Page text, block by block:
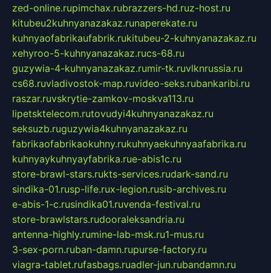
zed-online.rupimchax.rubrazzers-hd.ruz-host.ru
kitubeu2kuhnyanazakaz.runaperekate.ru
kuhnyaofabrikaufabrik.rukitubeu-2-kuhnyanazakaz.ru
xehyroo-5-kuhnyanazakaz.rucs-68.ru
guzywia-4-kuhnyanazakaz.rumir-tk.ruvlknrussia.ru
cs68.ruvladivostok-map.ruvideo-seks.rubankaribi.ru
raszar.ruvskrytie-zamkov-moskva113.ru
lipetsktelecom.rutovudyi4kuhnyanazakaz.ru
seksuzb.ruguzywia4kuhnyanazakaz.ru
fabrikaofabrikaokuhny.rukuhnyaekuhnyaafabrika.ru
kuhnyaykuhnyayfabrika.rue-abis1c.ru
store-brawl-stars.rukts-services.rudark-sand.ru
sindika-01.rusp-life.rux-legion.rusib-archives.ru
e-abis-1-c.rusindika01.ruvenda-festival.ru
store-brawlstars.rudooraleksandria.ru
antenna-highly.rumine-lab-msk.ru1-mus.ru
3-sex-porn.ruban-damn.rupurse-factory.ru
viagra-tablet.rufasbags.ruadler-jun.rubandamn.ru